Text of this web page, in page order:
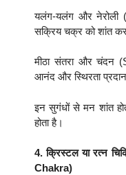
यलंग-यलंग और नेरोली
सक्रिय चक्र को शांत
मीठा संतरा और चंदन
आनंद और स्थिरता
इन सुगंधों से मन शांत
होता है।
4. क्रिस्टल या रत्न
Chakra)